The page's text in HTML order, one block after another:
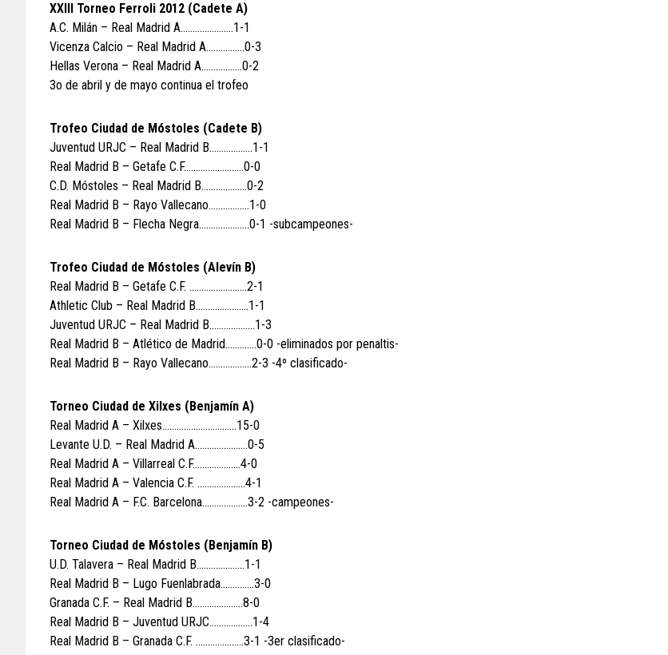
XXIII Torneo Ferroli 2012 (Cadete A)
A.C. Milán – Real Madrid A………………….1-1
Vicenza Calcio – Real Madrid A…………….0-3
Hellas Verona – Real Madrid A……………..0-2
3o de abril y de mayo continua el trofeo
Trofeo Ciudad de Móstoles (Cadete B)
Juventud URJC – Real Madrid B………………1-1
Real Madrid B – Getafe C.F…………………….0-0
C.D. Móstoles – Real Madrid B……………….0-2
Real Madrid B – Rayo Vallecano……………..1-0
Real Madrid B – Flecha Negra…………………0-1 -subcampeones-
Trofeo Ciudad de Móstoles (Alevín B)
Real Madrid B – Getafe C.F. ……………………2-1
Athletic Club – Real Madrid B………………….1-1
Juventud URJC – Real Madrid B……………….1-3
Real Madrid B – Atlético de Madrid………….0-0 -eliminados por penaltis-
Real Madrid B – Rayo Vallecano………………2-3 -4º clasificado-
Torneo Ciudad de Xilxes (Benjamín A)
Real Madrid A – Xilxes………………………….15-0
Levante U.D. – Real Madrid A………………….0-5
Real Madrid A – Villarreal C.F………………..4-0
Real Madrid A – Valencia C.F. ………………..4-1
Real Madrid A – F.C. Barcelona……………….3-2 -campeones-
Torneo Ciudad de Móstoles (Benjamín B)
U.D. Talavera – Real Madrid B………………..1-1
Real Madrid B – Lugo Fuenlabrada…………..3-0
Granada C.F. – Real Madrid B…………………8-0
Real Madrid B – Juventud URJC………………1-4
Real Madrid B – Granada C.F. ………………..3-1 -3er clasificado-